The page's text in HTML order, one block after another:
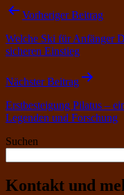
Vorheriger Beitrag
Welche Ski für Anfänger
sicheren Einstieg
Nächster Beitrag
Erstbesteigung Pilatus –
Legenden und Forschung
Suchen
Kontakt und